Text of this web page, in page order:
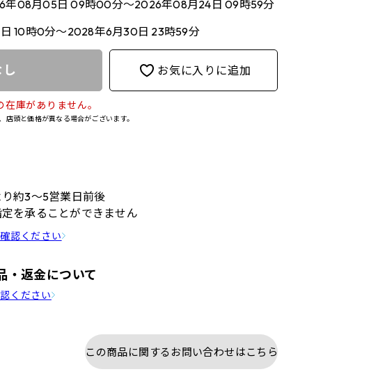
年08月05日 09時00分～2026年08月24日 09時59分
10時0分～2028年6月30日 23時59分
お気に入りに追加
庫がありません。
頭と価格が異なる場合がございます。
約3～5営業日前後
を承ることができません
認ください
・返金について
ください
この商品に関するお問い合わせはこちら